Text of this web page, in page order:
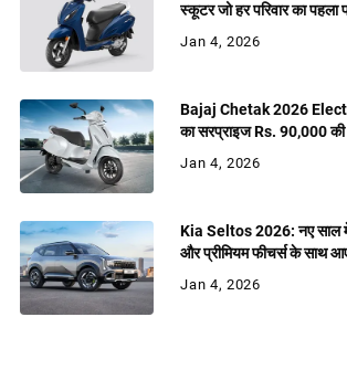
स्कूटर जो हर परिवार का पहला
Jan 4, 2026
Bajaj Chetak 2026
का सरप्राइज Rs. 90,000
शक्ति
Jan 4, 2026
Kia Seltos 2026: नए साल
और प्रीमियम फीचर्स के साथ
Jan 4, 2026